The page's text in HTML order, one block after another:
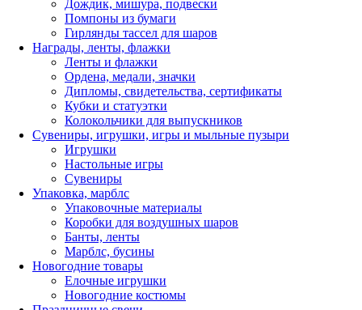
Дождик, мишура, подвески
Помпоны из бумаги
Гирлянды тассел для шаров
Награды, ленты, флажки
Ленты и флажки
Ордена, медали, значки
Дипломы, свидетельства, сертификаты
Кубки и статуэтки
Колокольчики для выпускников
Сувениры, игрушки, игры и мыльные пузыри
Игрушки
Настольные игры
Сувениры
Упаковка, марблс
Упаковочные материалы
Коробки для воздушных шаров
Банты, ленты
Марблс, бусины
Новогодние товары
Елочные игрушки
Новогодние костюмы